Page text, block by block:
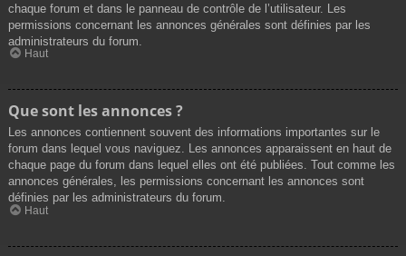
chaque forum et dans le panneau de contrôle de l’utilisateur. Les
permissions concernant les annonces générales sont définies par les
administrateurs du forum.
Haut
Que sont les annonces ?
Les annonces contiennent souvent des informations importantes sur le
forum dans lequel vous naviguez. Les annonces apparaissent en haut de
chaque page du forum dans lequel elles ont été publiées. Tout comme les
annonces générales, les permissions concernant les annonces sont
définies par les administrateurs du forum.
Haut